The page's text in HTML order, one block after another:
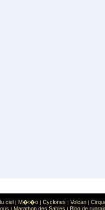
Sports extr�mes
ciel | M�t�o | Cyclones | Volcan |
| Marathon des Sables | Blog de